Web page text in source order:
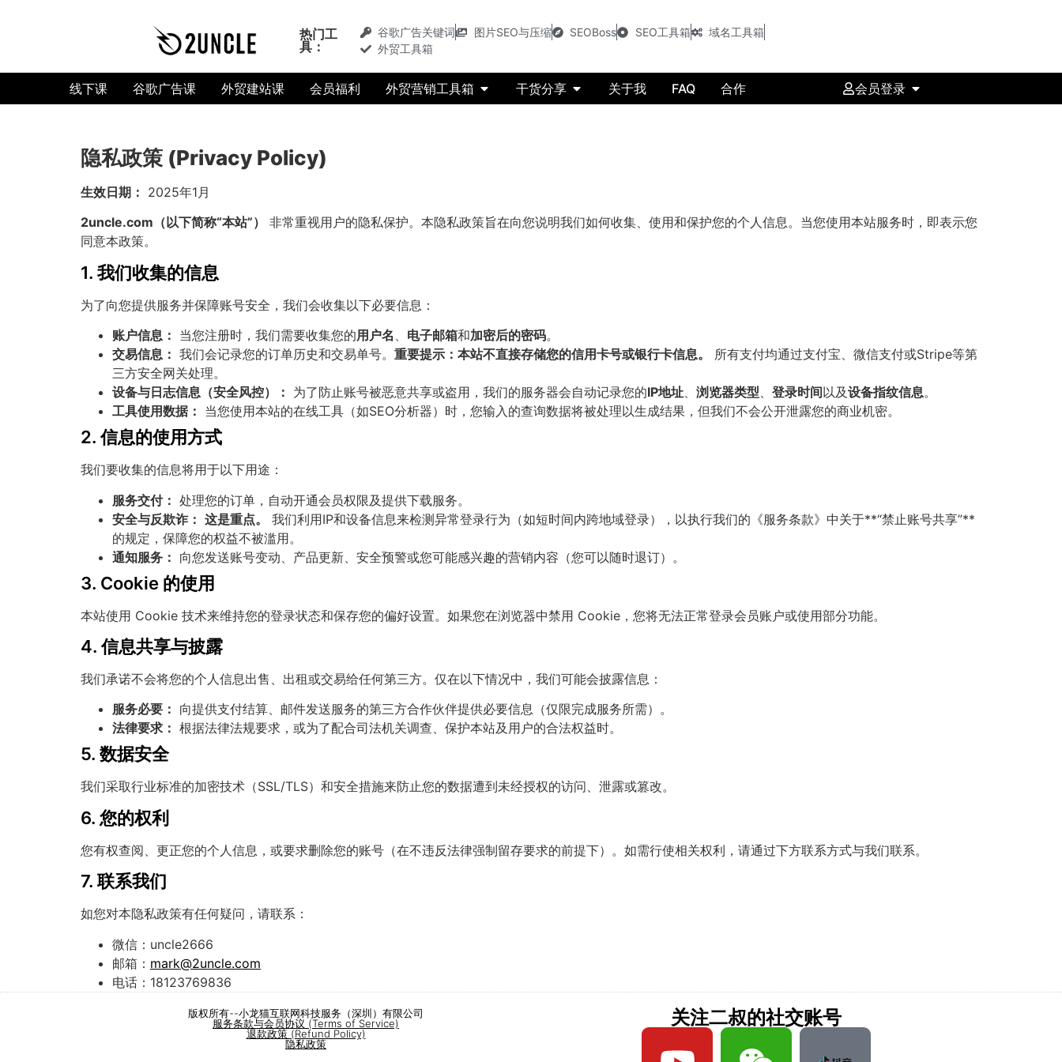
热门工
具：
谷歌广告关键词 图片SEO与压缩 SEOBoss SEO工具箱
域名工具箱
外贸工具箱
线下课 谷歌广告课 外贸建站课 会员福利 外贸营销工具箱 干货分享 关于我 FAQ 合作 会员登录
隐私政策 (Privacy Policy)
生效日期： 2025年1月
2uncle.com（以下简称“本站”）
非常重视用户的隐私保护。本隐私政策旨在向您说明我们如何收集、使用和保护您的个人信息。当您使用本站服务时，即表示您
同意本政策。
1. 我们收集的信息
为了向您提供服务并保障账号安全，我们会收集以下必要信息：
账户信息： 当您注册时，我们需要收集您的用户名 、 电子邮箱和加密后的密码。
交易信息： 我们会记录您的订单历史和交易单号。 重要提示：本站不直接存储您的信用卡号或银行卡信息。
所有支付均通过支付宝、微信支付或Stripe等第
三方安全网关处理。
设备与日志信息（安全风控）： 为了防止账号被恶意共享或盗用，我们的服务器会自动记录您的IP地址、 浏览器类型、 登录时间以及设备指纹信息。
工具使用数据： 当您使用本站的在线工具（如SEO分析器）时，您输入的查询数据将被处理以生成结果，但我们不会公开泄露您的商业机密。
2. 信息的使用方式
我们要收集的信息将用于以下用途：
服务交付： 处理您的订单，自动开通会员权限及提供下载服务。
安全与反欺诈： 这是重点。
我们利用IP和设备信息来检测异常登录行为（如短时间内跨地域登录），以执行我们的《服务条款》中关于**“禁止账号共享”**
的规定，保障您的权益不被滥用。
通知服务： 向您发送账号变动、产品更新、安全预警或您可能感兴趣的营销内容（您可以随时退订）。
3. Cookie 的使用
本站使用 Cookie 技术来维持您的登录状态和保存您的偏好设置。如果您在浏览器中禁用 Cookie，您将无法正常登录会员账户或使用部分功能。
4. 信息共享与披露
我们承诺不会将您的个人信息出售、出租或交易给任何第三方。仅在以下情况中，我们可能会披露信息：
服务必要： 向提供支付结算、邮件发送服务的第三方合作伙伴提供必要信息（仅限完成服务所需）。
法律要求： 根据法律法规要求，或为了配合司法机关调查、保护本站及用户的合法权益时。
5. 数据安全
我们采取行业标准的加密技术（SSL/TLS）和安全措施来防止您的数据遭到未经授权的访问、泄露或篡改。
6. 您的权利
您有权查阅、更正您的个人信息，或要求删除您的账号（在不违反法律强制留存要求的前提下）。如需行使相关权利，请通过下方联系方式与我们联系。
7. 联系我们
如您对本隐私政策有任何疑问，请联系：
微信：uncle2666
邮箱： mark@2uncle.com
电话：18123769836
版权所有--小龙猫互联网科技服务（深圳）有限公司
服务条款与会员协议 (Terms of Service)
退款政策 (Refund Policy)
隐私政策
关注二叔的社交账号